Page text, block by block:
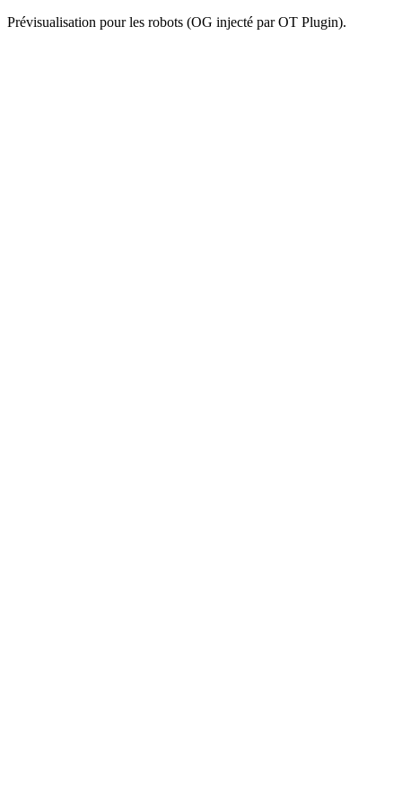
Prévisualisation pour les robots (OG injecté par OT Plugin).